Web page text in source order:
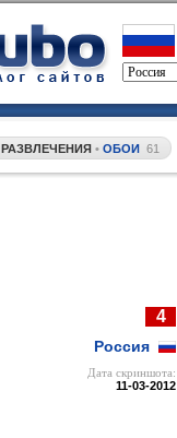
РАЗВЛЕЧЕНИЯ • ОБОИ 61
4
Россия
Дата cкриншота:
11-03-2012